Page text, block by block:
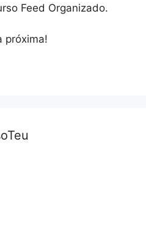
Feed Organizado.
próxima!